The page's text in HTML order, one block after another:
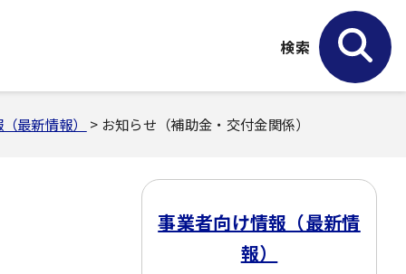
検索
最新情報） > お知らせ（補助金・交付金関係）
事業者向け情報（最新情
報）